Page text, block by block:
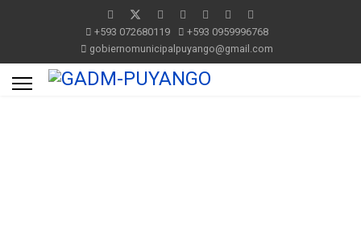
+593 072680119
+593 0959996768
gobiernomunicipalpuyango@gmail.com